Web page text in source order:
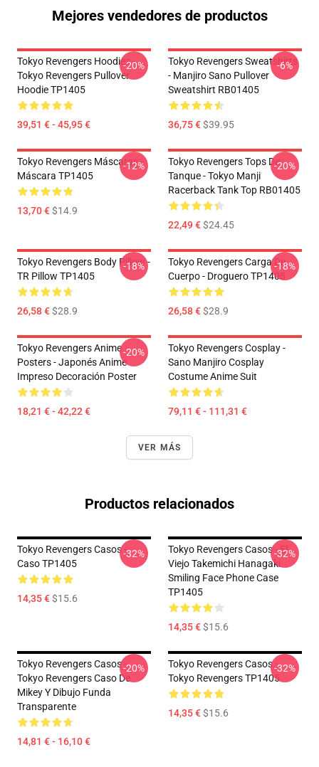
Mejores vendedores de productos
Tokyo Revengers Hoodies -
Tokyo Revengers Pullover
Hoodie TP1405
39,51 € - 45,95 €
-20%
Tokyo Revengers Sweatshirts
- Manjiro Sano Pullover
Sweatshirt RB01405
36,75 €$39.95
-6%
Tokyo Revengers Máscaras -
Máscara TP1405
13,70 €$14.9
-12%
Tokyo Revengers Tops De
Tanque - Tokyo Manji
Racerback Tank Top RB01405
22,49 €$24.45
-20%
Tokyo Revengers Body Pillow -
TR Pillow TP1405
26,58 €$28.9
-18%
Tokyo Revengers Carga De
Cuerpo - Droguero TP1405
26,58 €$28.9
-18%
Tokyo Revengers Anime
Posters - Japonés Anime
Impreso Decoración Poster
18,21 € - 42,22 €
-20%
Tokyo Revengers Cosplay -
Sano Manjiro Cosplay
Costume Anime Suit
79,11 € - 111,31 €
VER MÁS
Productos relacionados
Tokyo Revengers Casos -
Caso TP1405
14,35 €$15.6
-32%
Tokyo Revengers Casos - El
Viejo Takemichi Hanagaki
Smiling Face Phone Case
TP1405
14,35 €$15.6
-32%
Tokyo Revengers Casos -
Tokyo Revengers Caso De
Mikey Y Dibujo Funda
Transparente
14,81 € - 16,10 €
-20%
Tokyo Revengers Casos -
Tokyo Revengers TP1405
14,35 €$15.6
-32%